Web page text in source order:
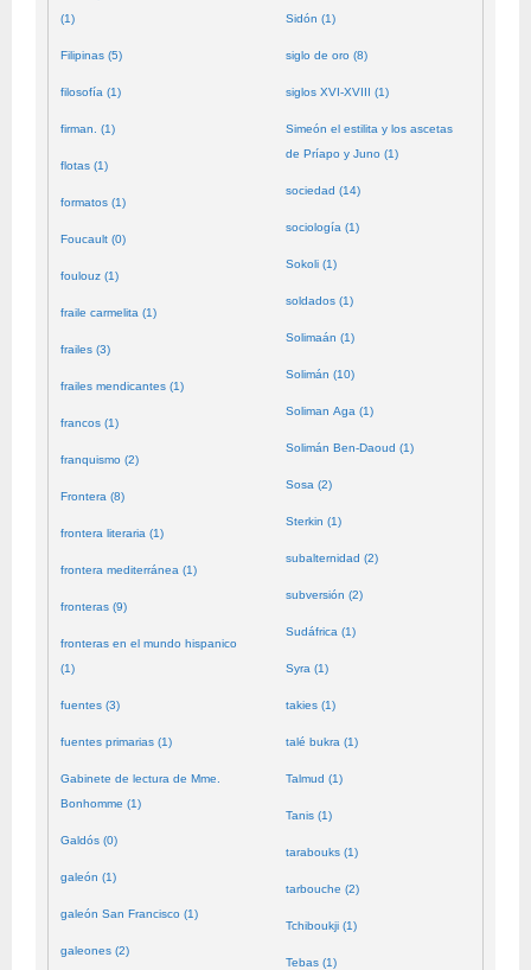
(1)
Filipinas (5)
filosofía (1)
firman. (1)
flotas (1)
formatos (1)
Foucault (0)
foulouz (1)
fraile carmelita (1)
frailes (3)
frailes mendicantes (1)
francos (1)
franquismo (2)
Frontera (8)
frontera literaria (1)
frontera mediterránea (1)
fronteras (9)
fronteras en el mundo hispanico
(1)
fuentes (3)
fuentes primarias (1)
Gabinete de lectura de Mme.
Bonhomme (1)
Galdós (0)
galeón (1)
galeón San Francisco (1)
galeones (2)
Sidón (1)
siglo de oro (8)
siglos XVI-XVIII (1)
Simeón el estilita y los ascetas
de Príapo y Juno (1)
sociedad (14)
sociología (1)
Sokoli (1)
soldados (1)
Solimaán (1)
Solimán (10)
Soliman Aga (1)
Solimán Ben-Daoud (1)
Sosa (2)
Sterkin (1)
subalternidad (2)
subversión (2)
Sudáfrica (1)
Syra (1)
takies (1)
talé bukra (1)
Talmud (1)
Tanis (1)
tarabouks (1)
tarbouche (2)
Tchiboukji (1)
Tebas (1)